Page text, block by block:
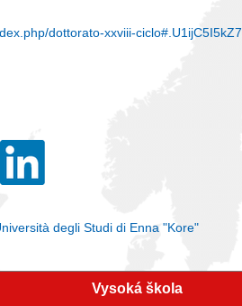
dottorato-xxviii-ciclo#.U1ijC5I5kZ7
degli Studi di Enna "Kore"
Vysoká škola